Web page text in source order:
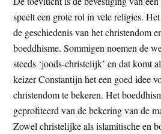
t
e
z
e
s
i
t
e
speelt een grote rol in vele religies.
de geschiedenis van het christendom
boeddhisme. Sommigen noemen de
steeds ‘joods-christelijk’ en dat komt
keizer Constantijn het een goed idee
christendom te bekeren. Het
geprofiteerd van de bekering van de
Zowel christelijke als islamitische en